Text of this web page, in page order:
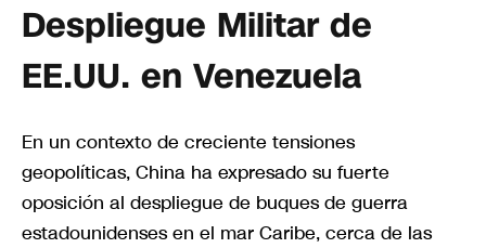
Despliegue Militar de
EE.UU. en Venezuela
En un contexto de creciente tensiones
geopolíticas, China ha expresado su fuerte
oposición al despliegue de buques de guerra
estadounidenses en el mar Caribe, cerca de las